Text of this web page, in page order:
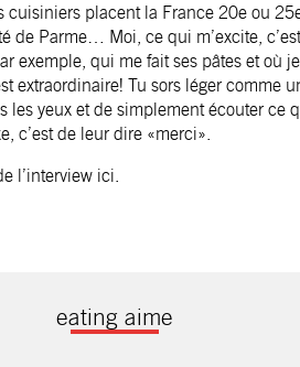
cuisiniers placent la France 20e ou
de Parme… Moi, ce qui m’excite,
exemple, qui me fait ses pâtes et où
extraordinaire! Tu sors léger comme
les yeux et de simplement écouter ce
c’est de leur dire «merci».
l’interview ici
eating aime